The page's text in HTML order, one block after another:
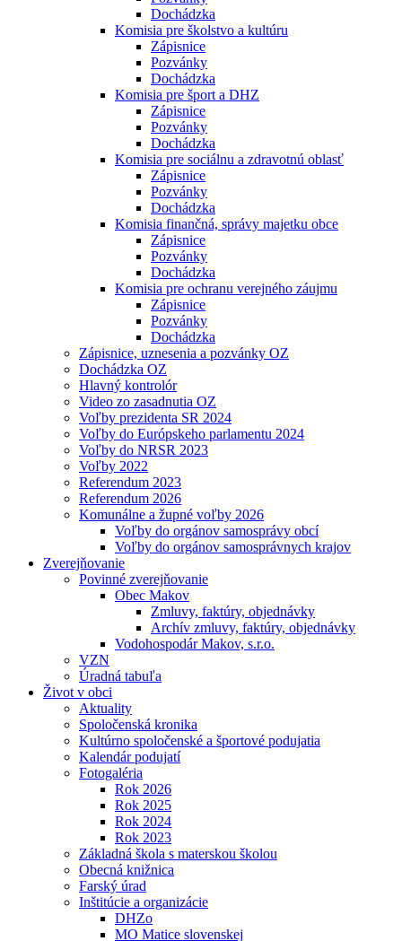
Dochádzka
Komisia pre školstvo a kultúru
Zápisnice
Pozvánky
Dochádzka
Komisia pre šport a DHZ
Zápisnice
Pozvánky
Dochádzka
Komisia pre sociálnu a zdravotnú oblasť
Zápisnice
Pozvánky
Dochádzka
Komisia finančná, správy majetku obce
Zápisnice
Pozvánky
Dochádzka
Komisia pre ochranu verejného záujmu
Zápisnice
Pozvánky
Dochádzka
Zápisnice, uznesenia a pozvánky OZ
Dochádzka OZ
Hlavný kontrolór
Video zo zasadnutia OZ
Voľby prezidenta SR 2024
Voľby do Európskeho parlamentu 2024
Voľby do NRSR 2023
Voľby 2022
Referendum 2023
Referendum 2026
Komunálne a župné voľby 2026
Voľby do orgánov samosprávy obcí
Voľby do orgánov samosprávnych krajov
Zverejňovanie
Povinné zverejňovanie
Obec Makov
Zmluvy, faktúry, objednávky
Archív zmluvy, faktúry, objednávky
Vodohospodár Makov, s.r.o.
VZN
Úradná tabuľa
Život v obci
Aktuality
Spoločenská kronika
Kultúrno spoločenské a športové podujatia
Kalendár podujatí
Fotogaléria
Rok 2026
Rok 2025
Rok 2024
Rok 2023
Základná škola s materskou školou
Obecná knižnica
Farský úrad
Inštitúcie a organizácie
DHZo
MO Matice slovenskej